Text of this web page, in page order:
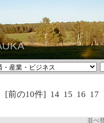
[前の10件] 14 15 16 17
並べ